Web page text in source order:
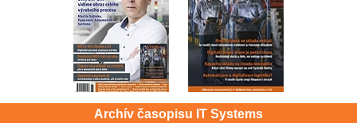
Archív časopisu IT Systems